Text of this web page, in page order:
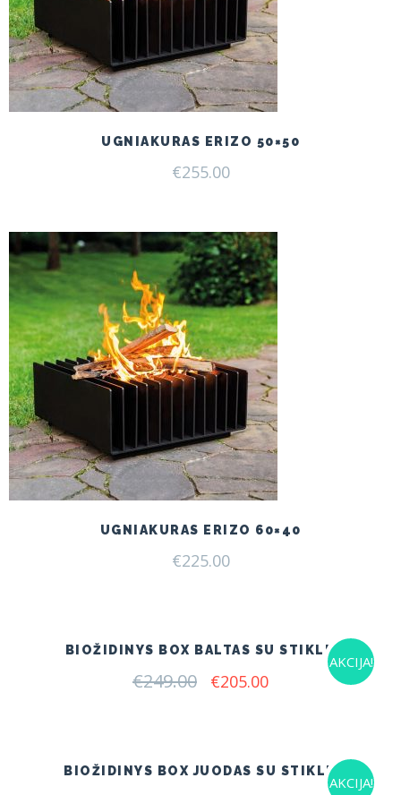
UGNIAKURAS ERIZO 50×50
€255.00
UGNIAKURAS ERIZO 60×40
€225.00
AKCIJA!
BIOŽIDINYS BOX BALTAS SU STIKLU
€249.00 Original
€205.00Current
AKCIJA!
BIOŽIDINYS BOX JUODAS SU STIKLU